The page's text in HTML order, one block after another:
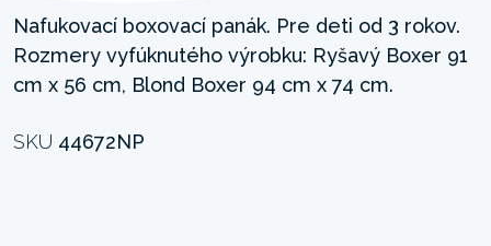
Nafukovací boxovací panák. Pre deti od 3 rokov.
Rozmery vyfúknutého výrobku: Ryšavý Boxer 91
cm x 56 cm, Blond Boxer 94 cm x 74 cm.
SKU 44672NP